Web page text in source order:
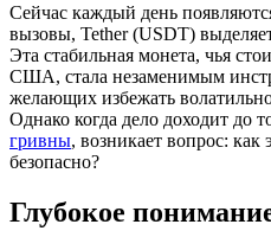
Сейчас каждый день
вызовы, Tether (USDT)
Эта стабильная монета, чья
США, стала незаменимым
желающих избежать
Однако когда дело доходит до
гривны, возникает вопрос: как
безопасно?
Глубокое